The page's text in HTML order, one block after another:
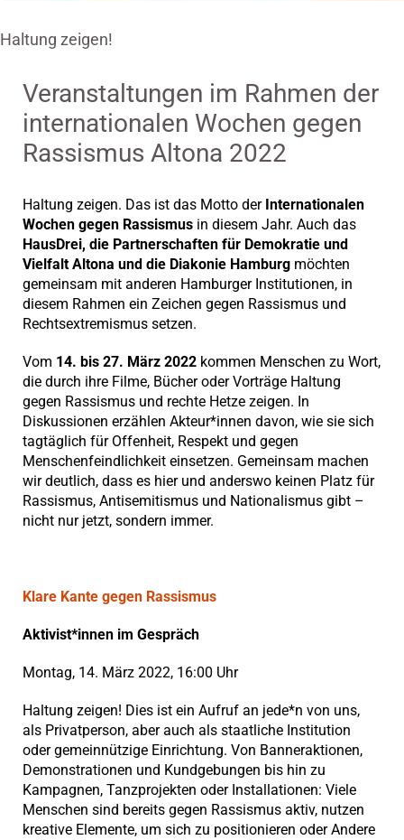
Haltung zeigen!
Veranstaltungen im Rahmen der
internationalen Wochen gegen
Rassismus Altona 2022
Haltung zeigen. Das ist das Motto derInternationalen
Wochen gegen Rassismus in diesem Jahr. Auch das
HausDrei, die Partnerschaften für Demokratie und
Vielfalt Altona und die Diakonie Hamburg möchten
gemeinsam mit anderen Hamburger Institutionen, in
diesem Rahmen ein Zeichen gegen Rassismus und
Rechtsextremismus setzen.
Vom 14. bis 27. März 2022 kommen Menschen zu Wort,
die durch ihre Filme, Bücher oder Vorträge Haltung
gegen Rassismus und rechte Hetze zeigen. In
Diskussionen erzählen Akteur*innen davon, wie sie sich
tagtäglich für Offenheit, Respekt und gegen
Menschenfeindlichkeit einsetzen. Gemeinsam machen
wir deutlich, dass es hier und anderswo keinen Platz für
Rassismus, Antisemitismus und Nationalismus gibt –
nicht nur jetzt, sondern immer.
Klare Kante gegen Rassismus
Aktivist*innen im Gespräch
Montag, 14. März 2022, 16:00 Uhr
Haltung zeigen! Dies ist ein Aufruf an jede*n von uns,
als Privatperson, aber auch als staatliche Institution
oder gemeinnützige Einrichtung. Von Banneraktionen,
Demonstrationen und Kundgebungen bis hin zu
Kampagnen, Tanzprojekten oder Installationen: Viele
Menschen sind bereits gegen Rassismus aktiv, nutzen
kreative Elemente, um sich zu positionieren oder Andere